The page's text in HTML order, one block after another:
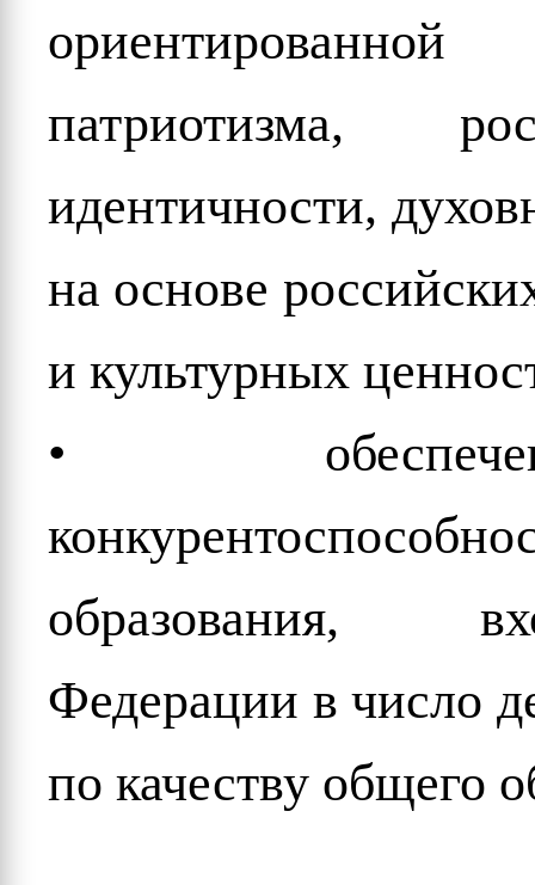
патриотизма,
идентичности,
на основе
и культурных
•
образования,
Федерации в число
по качеству общего